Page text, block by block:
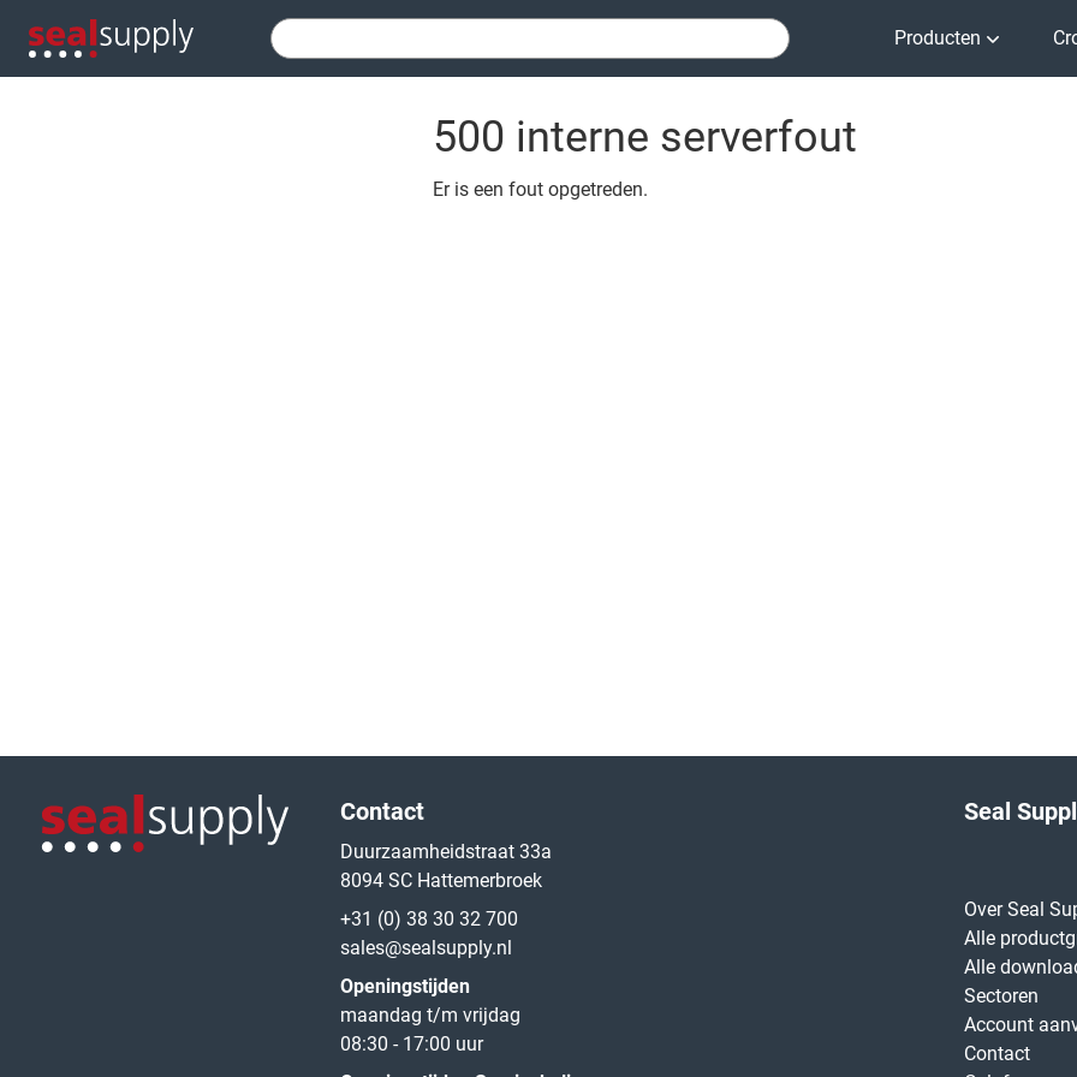
Producten
500 interne serverfout
Er is een fout opgetreden.
Contact
Duurzaamheidstraat 33a
8094 SC Hattemerbroek
+31 (0) 38 30 32 700
sales@sealsupply.nl
Openingstijden
maandag t/m vrijdag
08:30 - 17:00 uur
Seal
Over Seal
Alle
Alle
Sectoren
Account
Contact
Logo van de website